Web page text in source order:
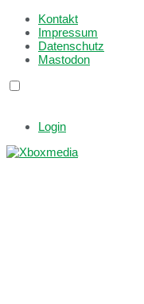
Kontakt
Impressum
Datenschutz
Mastodon
Login